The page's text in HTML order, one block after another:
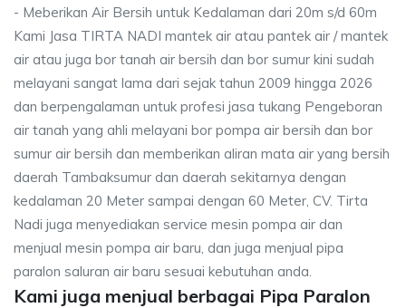
- Meberikan Air Bersih untuk Kedalaman dari 20m s/d 60m
Kami Jasa TIRTA NADI mantek air atau pantek air / mantek
air atau juga bor tanah air bersih dan bor sumur kini sudah
melayani sangat lama dari sejak tahun 2009 hingga 2026
dan berpengalaman untuk profesi jasa tukang Pengeboran
air tanah yang ahli melayani bor pompa air bersih dan bor
sumur air bersih dan memberikan aliran mata air yang bersih
daerah Tambaksumur dan daerah sekitarnya dengan
kedalaman 20 Meter sampai dengan 60 Meter, CV. Tirta
Nadi juga menyediakan service mesin pompa air dan
menjual mesin pompa air baru, dan juga menjual pipa
paralon saluran air baru sesuai kebutuhan anda.
Kami juga menjual berbagai Pipa Paralon